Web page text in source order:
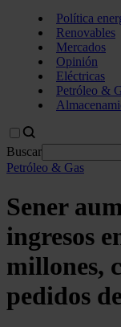
Política
Renovables
Mercados
Opinión
Eléctricas
Petróleo &
Buscar
Petróleo & Gas
Sener
ingresos
millones,
pedidos